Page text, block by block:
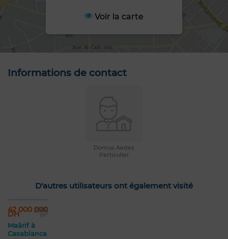
Voir la carte
Informations de contact
Domus Aedes
Particulier
D'autres utilisateurs ont également visité
42 000 000
DH 2065
m²
Maârif à
Casablanca